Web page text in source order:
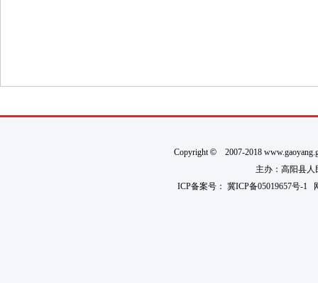
Copyright©2007-2018
主办：高阳县人
ICP备案号： 冀ICP备05019657号-1网